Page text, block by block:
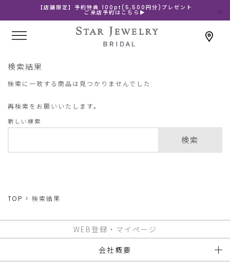
【店舗限定】予約特典 100pt(5,500円分)プレゼント
ご来店予約はこちら▶
検索結果
検索に一致する商品は見つかりませんでした:
再検索をお願いいたします。
新しい検索
検索
TOP 検索結果
WEB登録・マイページ
会社概要